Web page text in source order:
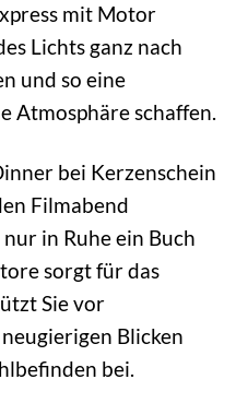
mit Motor
Lichts ganz nach
und so eine
Atmosphäre schaffen.
bei Kerzenschein
Filmabend
in Ruhe ein Buch
sorgt für das
Sie vor
Blicken
bei.